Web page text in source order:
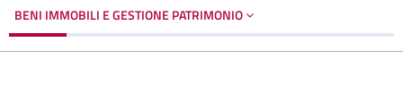
BENI IMMOBILI E GESTIONE PATRIMONIO